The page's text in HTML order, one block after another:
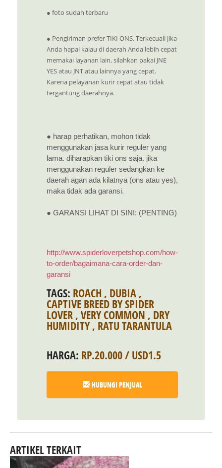
● foto sudah terbaru
● Pengiriman prefer TIKI ONS. Terkecuali jika
Anda hapal kalau di daerah Anda lebih cepat
memakai layanan lain, silahkan pakai JNE
YES atau JNT atau lainnya yang cepat.
Karena pelayanan kurir cepat atau tidak
tergantung daerahnya.
● harap perhatikan, mohon tidak
menggunakan jasa kurir reguler yang
lama. diharapkan tiki ons saja. jika
menggunakan reguler sedangkan ke
daerah agan ada kilatnya (ons atau yes),
maka tidak ada garansi.
● GARANSI LIHAT DI SINI: (PENTING)
http://www.spiderloverpetshop.com/how-
to-order/bagaimana-cara-order-dan-
garansi
TAGS: ROACH , DUBIA ,
CAPTIVE BREED BY SPIDER
LOVER , VERY COMMON , DRY
HUMIDITY, RATU TARANTULA
HARGA: RP.20.000 / USD1.5
HUBUNGI PENJUAL
ARTIKEL TERKAIT